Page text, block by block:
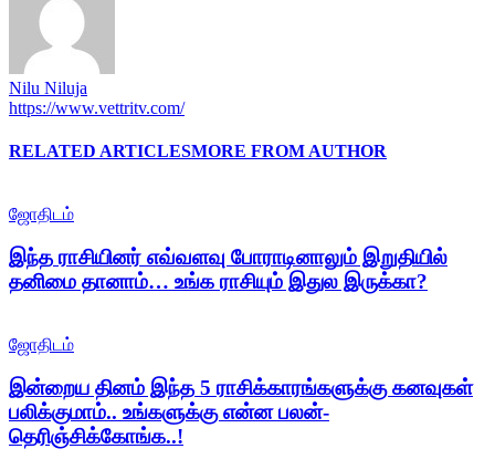
Nilu Niluja
https://www.vettritv.com/
RELATED ARTICLESMORE FROM AUTHOR
ஜோதிடம்
இந்த ராசியினர் எவ்வளவு போராடினாலும் இறுதியில்
தனிமை தானாம்… உங்க ராசியும் இதுல இருக்கா?
ஜோதிடம்
இன்றைய தினம் இந்த 5 ராசிக்காரங்களுக்கு கனவுகள்
பலிக்குமாம்.. உங்களுக்கு என்ன பலன்-
தெரிஞ்சிக்கோங்க..!